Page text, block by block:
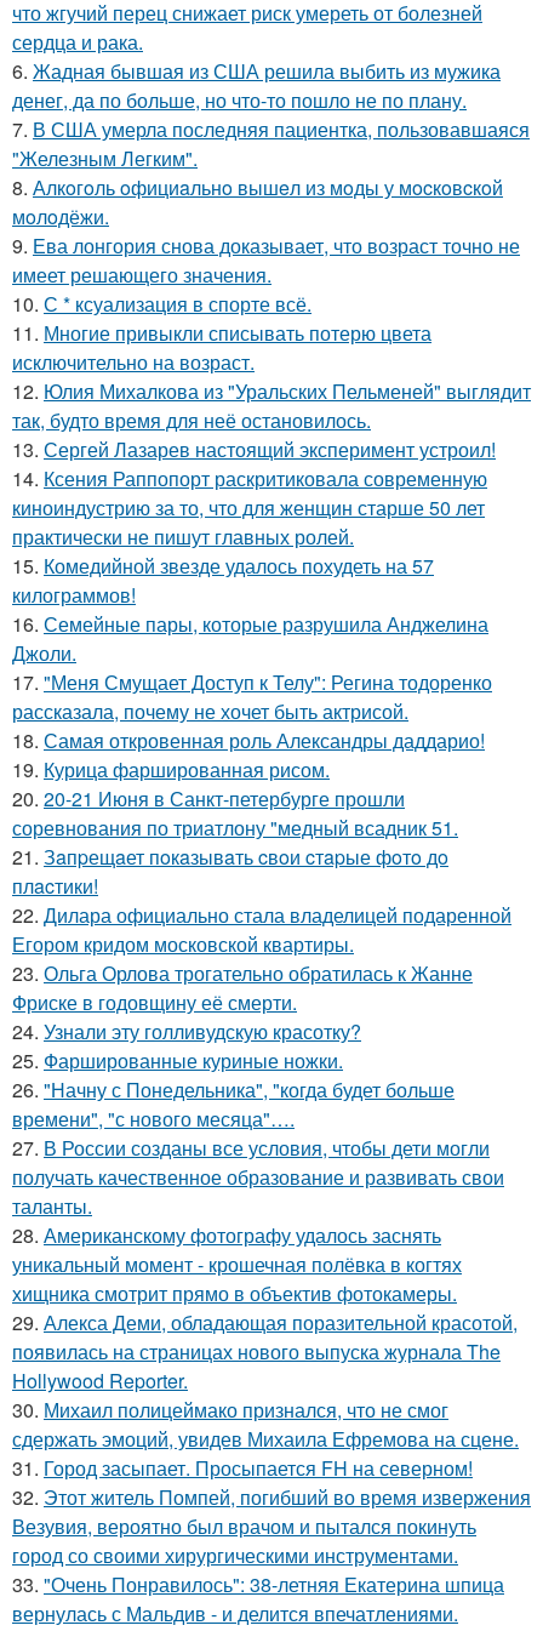
что жгучий перец снижает риск умереть от болезней
сердца и рака.
6. Жадная бывшая из США решила выбить из мужика
денег, да по больше, но что-то пошло не по плану.
7. В США умерла последняя пациентка, пользовавшаяся
"Железным Легким".
8. Алкoгoль oфициaльнo вышeл из мoды у мocкoвcкoй
мoлoдёжи.
9. Ева лонгория снова доказывает, что возраст точно не
имеет решающего значения.
10. С * ксуализация в спорте всё.
11. Многие привыкли списывать потерю цвета
исключительно на возраст.
12. Юлия Михалкова из "Уральских Пельменей" выглядит
так, будто время для неё остановилось.
13. Сергей Лазарев настоящий эксперимент устроил!
14. Ксения Раппопорт раскритиковала современную
киноиндустрию за то, что для женщин старше 50 лет
практически не пишут главных ролей.
15. Комедийной звезде удалось похудеть на 57
килограммов!
16. Семейные пары, которые разрушила Анджелина
Джоли.
17. "Меня Смущает Доступ к Телу": Регина тодоренко
рассказала, почему не хочет быть актрисой.
18. Самая откровенная роль Александры даддарио!
19. Курица фаршированная рисом.
20. 20-21 Июня в Санкт-петербурге прошли
соревнования по триатлону "медный всадник 51.
21. Зaпpещaет пoкaзывaть cвoи cтapые фoтo дo
плacтики!
22. Дилара официально стала владелицей подаренной
Егором кридом московской квартиры.
23. Ольга Орлова трогательно обратилась к Жанне
Фриске в годовщину её смерти.
24. Узнали эту голливудскую красотку?
25. Фаршированные куриные ножки.
26. "Начну с Понедельника", "когда будет больше
времени", "с нового месяца"….
27. В России созданы все условия, чтобы дети могли
получать качественное образование и развивать свои
таланты.
28. Американскому фотографу удалось заснять
уникальный момент - крошечная полёвка в когтях
хищника смотрит прямо в объектив фотокамеры.
29. Алекса Деми, обладающая поразительной красотой,
появилась на страницах нового выпуска журнала The
Hollywood Reporter.
30. Михаил полицеймако признался, что не смог
сдержать эмоций, увидев Михаила Ефремова на сцене.
31. Город засыпает. Просыпается FH на северном!
32. Этот житель Помпей, погибший во время извержения
Везувия, вероятно был врачом и пытался покинуть
город со своими хирургическими инструментами.
33. "Очень Понравилось": 38-летняя Екатерина шпица
вернулась с Мальдив - и делится впечатлениями.